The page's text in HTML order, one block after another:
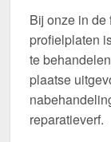
Bij onze in
profielplaten
te
plaatse
reparatieverf.